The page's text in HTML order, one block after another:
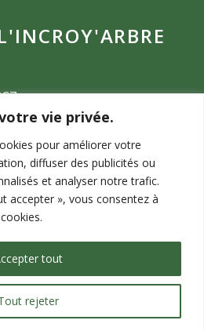
vie privée.
pour améliorer votre
diffuser des publicités ou
et analyser notre trafic.
accepter », vous consentez à
rejeter
tout
ne rien
nous!